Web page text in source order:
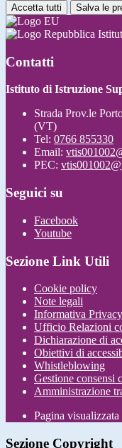
Accetta tutti Salva le
Contatti
Istituto di Istruzione
Strada Prov.le
(VT)
Tel: 0766 855330
Email:
PEC:
Seguici su
Facebook
Youtube
Sezione Link Utili
Cookie policy
Note legali
Informativa Privacy
Ufficio Relazioni
Dichiarazione di
Obiettivi di
Whistleblowing
Gestione consensi
Amministrazione
Pagina visualizzata
Sezione Copyright